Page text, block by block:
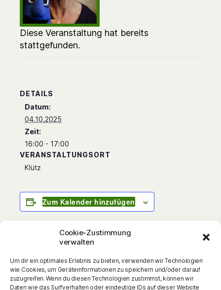
Cookie-Zustimmung
verwalten
Um dir ein optimales Erlebnis zu bieten, verwenden wir Technologien
wie Cookies, um Geräteinformationen zu speichern und/oder darauf
zuzugreifen. Wenn du diesen Technologien zustimmst, können wir
Daten wie das Surfverhalten oder eindeutige IDs auf dieser Website
Diese Veranstaltung hat bereits
stattgefunden.
DETAILS
Datum:
04.10.2025
Zeit:
16:00 - 17:00
VERANSTALTUNGSORT
Klütz
Zum Kalender hinzufügen
Prawit Etwa 60 spannende Minuten mit Ritter
Rost und seinen Freunden, dem Drachen